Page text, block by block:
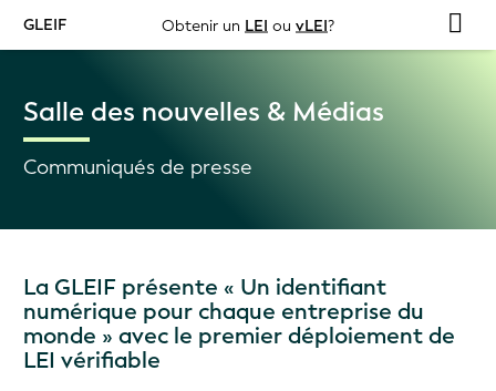
GLEIF Obtenir un LEI ou vLEI?
Salle des nouvelles & Médias
Communiqués de presse
La GLEIF présente « Un identifiant
numérique pour chaque entreprise du
monde » avec le premier déploiement de
LEI vérifiable